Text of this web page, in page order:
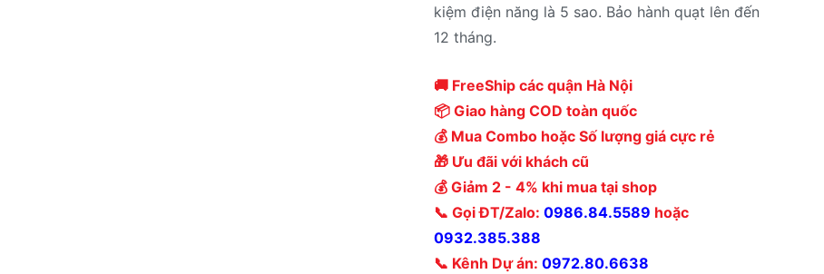
kiệm điện năng là 5 sao. Bảo hành quạt lên đến
12 tháng.
🚚 FreeShip các quận Hà Nội
📦 Giao hàng COD toàn quốc
💰 Mua Combo hoặc Số lượng giá cực rẻ
🎁 Ưu đãi với khách cũ
💰 Giảm 2 - 4% khi mua tại shop
📞 Gọi ĐT/Zalo: 0986.84.5589 hoặc
0932.385.388
📞 Kênh Dự án: 0972.80.6638